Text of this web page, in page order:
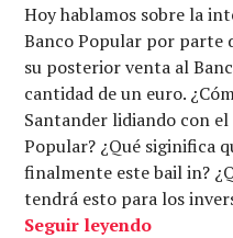
Hoy hablamos sobre la
Banco Popular por parte
su posterior venta al
cantidad de un euro.
Santander lidiando con
Popular? ¿Qué siginifica
finalmente este bail in?
tendrá esto para los
Seguir leyendoEl bail in